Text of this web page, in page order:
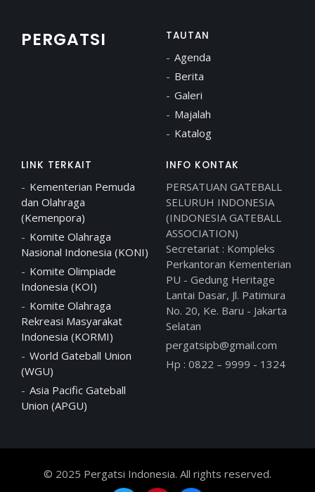
PERGATSI TAUTAN
Agenda
Berita
Galeri
Majalah
Katalog
LINK TERKAIT
Kementerian Pemuda
dan Olahraga
(Kemenpora)
Komite Olahraga
Nasional Indonesia (KONI)
Komite Olimpiade
Indonesia (KOI)
Komite Olahraga
Rekreasi Masyarakat
Indonesia (KORMI)
World Gateball Union
(WGU)
Asia Pacific Gateball
Union (APGU)
INFO KONTAK
PERSATUAN GATEBALL
SELURUH INDONESIA
(INDONESIA GATEBALL
ASSOCIATION)
Secretariat : Kompleks
Perkantoran Kementerian
PU - Gedung Heritage
Lantai Dasar, Jl. Patimura
No. 20, Ke. Baru - Jakarta
Selatan
pergatsipb@gmail.com
Hp : 0822 – 9999 - 1324
© 2025 Pergatsi Indonesia. All rights reserved.